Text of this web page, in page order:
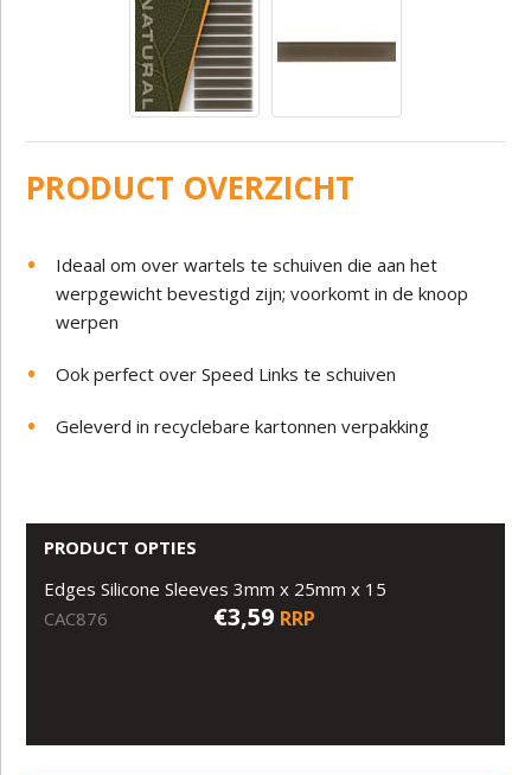
PRODUCT OVERZICHT
Ideaal om over wartels te schuiven die aan het
werpgewicht bevestigd zijn; voorkomt in de knoop
werpen
Ook perfect over Speed Links te schuiven
Geleverd in recyclebare kartonnen verpakking
PRODUCT OPTIES
Edges Silicone Sleeves 3mm x 25mm x 15
CAC876
€3,59 RRP